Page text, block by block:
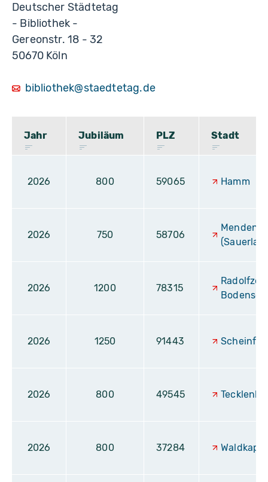
Deutscher Städtetag
- Bibliothek -
Gereonstr. 18 - 32
50670 Köln
bibliothek@staedtetag.de
Jahr Jubiläum PLZ Stadt
2026 800 59065 Hamm
2026 750 58706
Menden
2026 1200 78315
Radolfzell
Bodensee
2026 1250 91443
2026 800 49545
2026 800 37284